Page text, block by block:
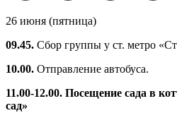
26 июня (пятница)
09.45. Сбор группы у ст. метро
10.00. Отправление автобуса.
11.00-12.00. Посещение сада в
сад»